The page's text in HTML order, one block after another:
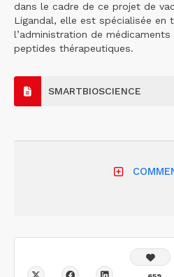
dans le cadre de ce projet de
Ligandal, elle est spécialisée en
l’administration de
peptides thérapeutiques.
SMARTBIOSCIENCE
659